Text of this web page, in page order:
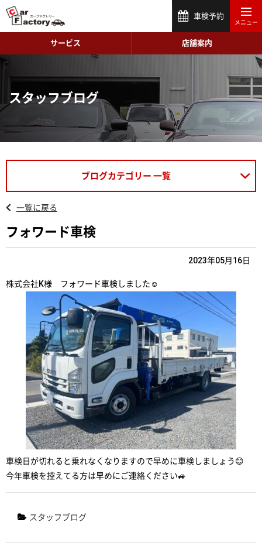
車検予約
サービス 店舗案内
スタッフブログ
ブログカテゴリー 一覧
一覧に戻る
フォワード車検
2023年05月16日
株式会社K様 フォワード車検しました☺️
車検日が切れると乗れなくなりますので早めに車検しましょう😊
今年車検を控えてる方は早めにご連絡ください🚙
スタッフブログ